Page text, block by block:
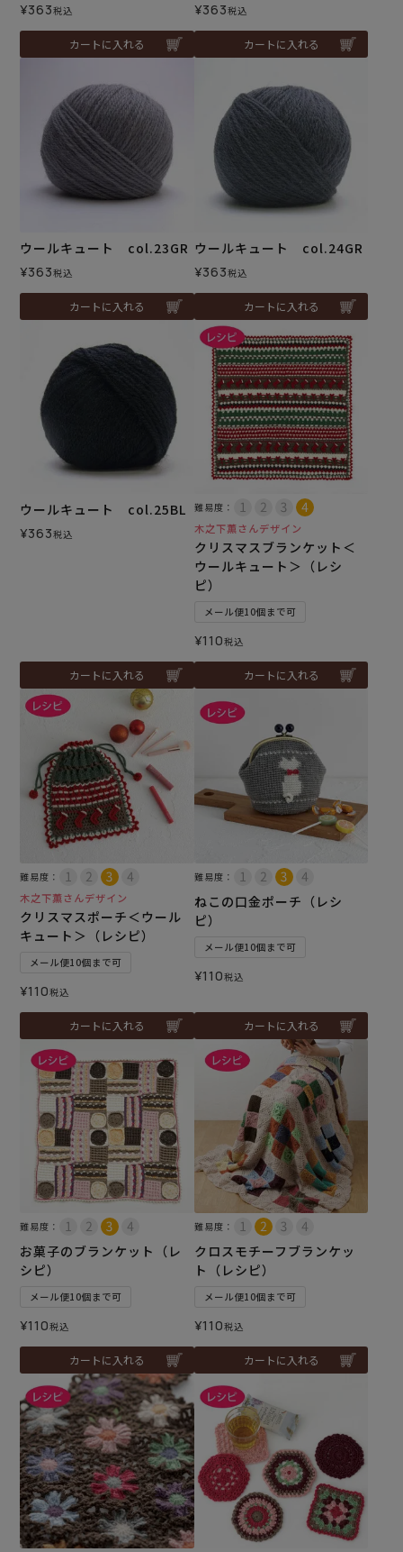
¥363税込
カートに入れる
¥363税込
カートに入れる
ウールキュート col.23GR
¥363税込
カートに入れる
ウールキュート col.24GR
¥363税込
カートに入れる
ウールキュート col.25BL
¥363税込
カートに入れる
難易度：
木之下薫さんデザイン
クリスマスブランケット＜
ウールキュート＞（レシ
ピ）
メール便10個まで可
¥110税込
カートに入れる
難易度：
木之下薫さんデザイン
クリスマスポーチ＜ウール
キュート＞（レシピ）
メール便10個まで可
¥110税込
カートに入れる
難易度：
ねこの口金ポーチ（レシ
ピ）
メール便10個まで可
¥110税込
カートに入れる
難易度：
お菓子のブランケット（レ
シピ）
メール便10個まで可
¥110税込
カートに入れる
難易度：
クロスモチーフブランケッ
ト（レシピ）
メール便10個まで可
¥110税込
カートに入れる